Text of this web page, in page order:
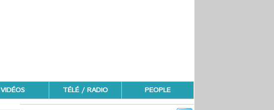
VIDÉOS TÉLÉ / RADIO PEOPLE